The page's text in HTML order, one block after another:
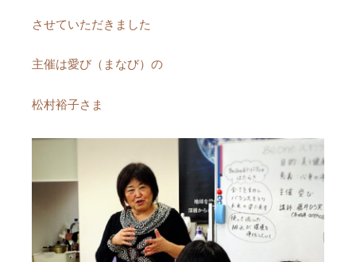
させていただきました
主催は愛び（まなび）の
松村裕子さま